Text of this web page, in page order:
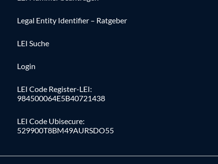
Legal Entity Identifier – Ratgeber
LEI Suche
Login
LEI Code Register-LEI:
984500064E5B40721438
LEI Code Ubisecure:
529900T8BM49AURSDO55